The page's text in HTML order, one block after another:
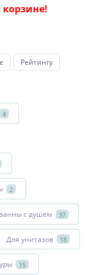
Рейтингу
4
2
с душем 37
Для унитазов 18
15